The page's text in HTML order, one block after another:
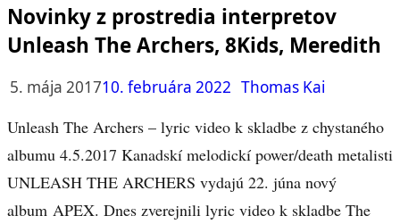
Novinky z prostredia interpretov
Unleash The Archers, 8Kids, Meredith
5. mája 201710. februára 2022 Thomas Kai
Unleash The Archers – lyric video k skladbe z chystaného
albumu 4.5.2017 Kanadskí melodickí power/death metalisti
UNLEASH THE ARCHERS vydajú 22. júna nový
album APEX. Dnes zverejnili lyric video k skladbe The